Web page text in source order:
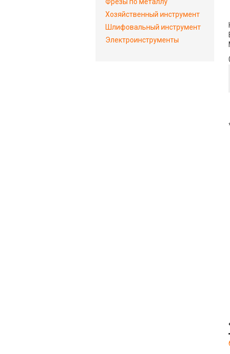
Хозяйственный инструмент
Шлифовальный инструмент
Электроинструменты